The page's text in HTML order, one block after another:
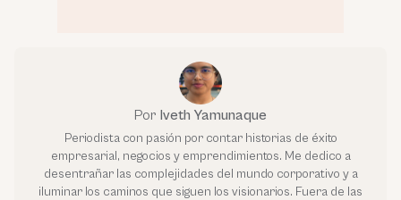
Por Iveth Yamunaque
Periodista con pasión por contar historias de éxito
empresarial, negocios y emprendimientos. Me dedico a
desentrañar las complejidades del mundo corporativo y a
iluminar los caminos que siguen los visionarios. Fuera de las